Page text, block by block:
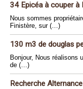
34 Epicéa à couper à
Nous sommes
Finistère, sur (…)
130 m3 de douglas
Bonjour, Nous réalisons
de (…)
Recherche